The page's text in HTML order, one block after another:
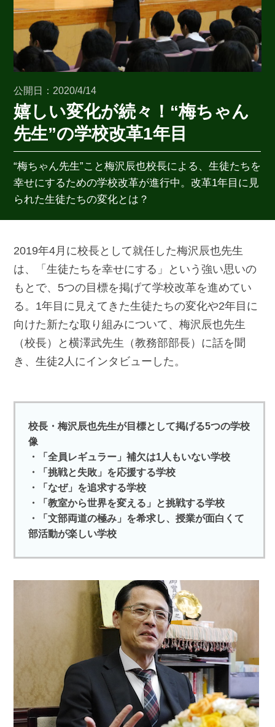
公開日：2020/4/14
嬉しい変化が続々！“梅ちゃん
先生”の学校改革1年目
“梅ちゃん先生”こと梅沢辰也校長による、生徒たちを
幸せにするための学校改革が進行中。改革1年目に見
られた生徒たちの変化とは？
2019年4月に校長として就任した梅沢辰也先生
は、「生徒たちを幸せにする」という強い思いの
もとで、5つの目標を掲げて学校改革を進めてい
る。1年目に見えてきた生徒たちの変化や2年目に
向けた新たな取り組みについて、梅沢辰也先生
（校長）と横澤武先生（教務部部長）に話を聞
き、生徒2人にインタビューした。
校長・梅沢辰也先生が目標として掲げる5つの学校
像
・「全員レギュラー」補欠は1人もいない学校
・「挑戦と失敗」を応援する学校
・「なぜ」を追求する学校
・「教室から世界を変える」と挑戦する学校
・「文部両道の極み」を希求し、授業が面白くて
部活動が楽しい学校